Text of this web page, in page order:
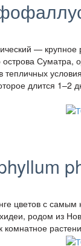
— крупное
острова
тепличных
длится 1–2
цветов с
родом из